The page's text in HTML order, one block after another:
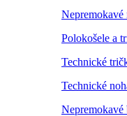
Nepremokavé
Polokošele a
Technické
Technické
Nepremokavé